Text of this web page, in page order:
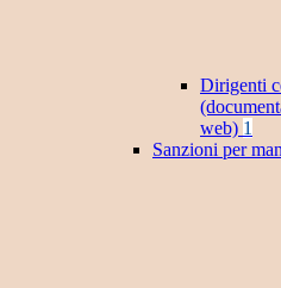
Dirigenti
web) 1
Sanzioni per